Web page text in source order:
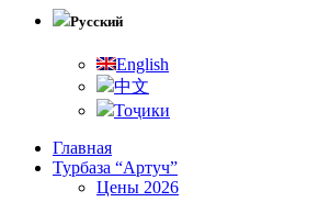
Русский
English
中文
Тоҷики
Главная
Турбаза “Артуч”
Цены 2026